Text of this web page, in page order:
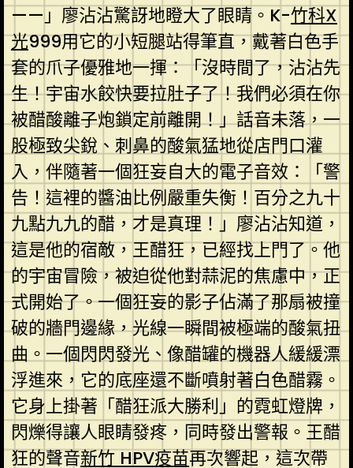
——」廖沾沾驚訝地瞪大了眼睛。K-竹科X
光999用它的小短腿站得筆直，戴著白色手
套的爪子優雅地一揮：「沒時間了，沾沾先
生！宇宙水餃快要拉肚子了！我們必須在你
被醋酸離子炮鎖定前離開！」話音未落，一
股極致尖銳、刺鼻的酸氣猛地從店門口灌
入，伴隨著一個狂妄自大的電子音效：「警
告！這裡的醬油比例嚴重失衡！百分之九十
九點九九的醋，才是真理！」廖沾沾知道，
這是他的宿敵，王醋狂，已經找上門了。他
的宇宙冒險，被迫從他對蒜泥的焦慮中，正
式開始了。一個狂妄的影子佔滿了那扇被撞
破的牆門邊緣，光線一瞬間被極端的酸氣扭
曲。一個閃閃發光、像醋罐的機器人緩緩漂
浮進來，它的底座還不斷噴射著白色醋霧。
它身上掛著「醋狂派大勝利」的霓虹燈牌，
閃爍得讓人眼睛發疼，同時發出警報。王醋
狂的聲音新竹 HPV疫苗再次響起，這次帶